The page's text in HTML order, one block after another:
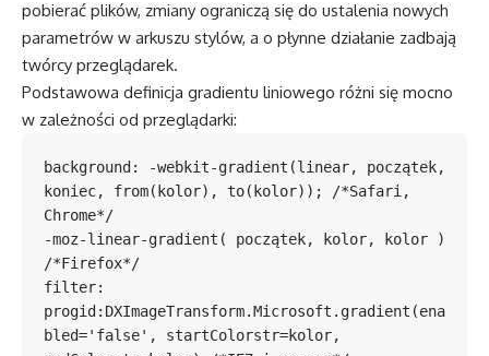
pobierać plików, zmiany ograniczą się do ustalenia nowych
parametrów w arkuszu stylów, a o płynne działanie zadbają
twórcy przeglądarek.
Podstawowa definicja gradientu liniowego różni się mocno
w zależności od przeglądarki:
background: -webkit-gradient(linear, początek,
koniec, from(kolor), to(kolor)); /*Safari,
Chrome*/
-moz-linear-gradient( początek, kolor, kolor )
/*Firefox*/
filter:
progid:DXImageTransform.Microsoft.gradient(ena
bled='false', startColorstr=kolor,